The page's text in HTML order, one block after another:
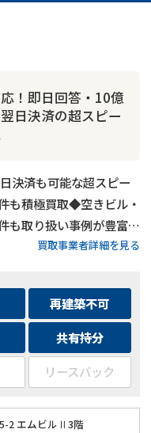
！即日回答・10億
日決済の超スピー
決済も可能な超スピー
も積極買取◆空きビル・
も取り扱い事例が豊富◆
買取事業者詳細を見る
再建築不可
共有持分
リースバック
2 エムビルⅡ3階